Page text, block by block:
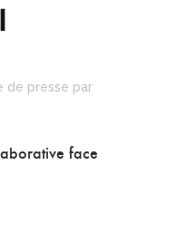
de presse par
face